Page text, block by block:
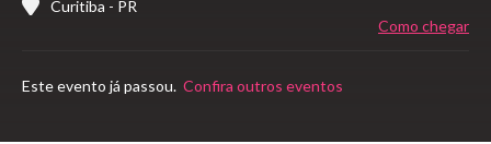
Curitiba - PR
Como chegar
Este evento já passou. Confira outros eventos